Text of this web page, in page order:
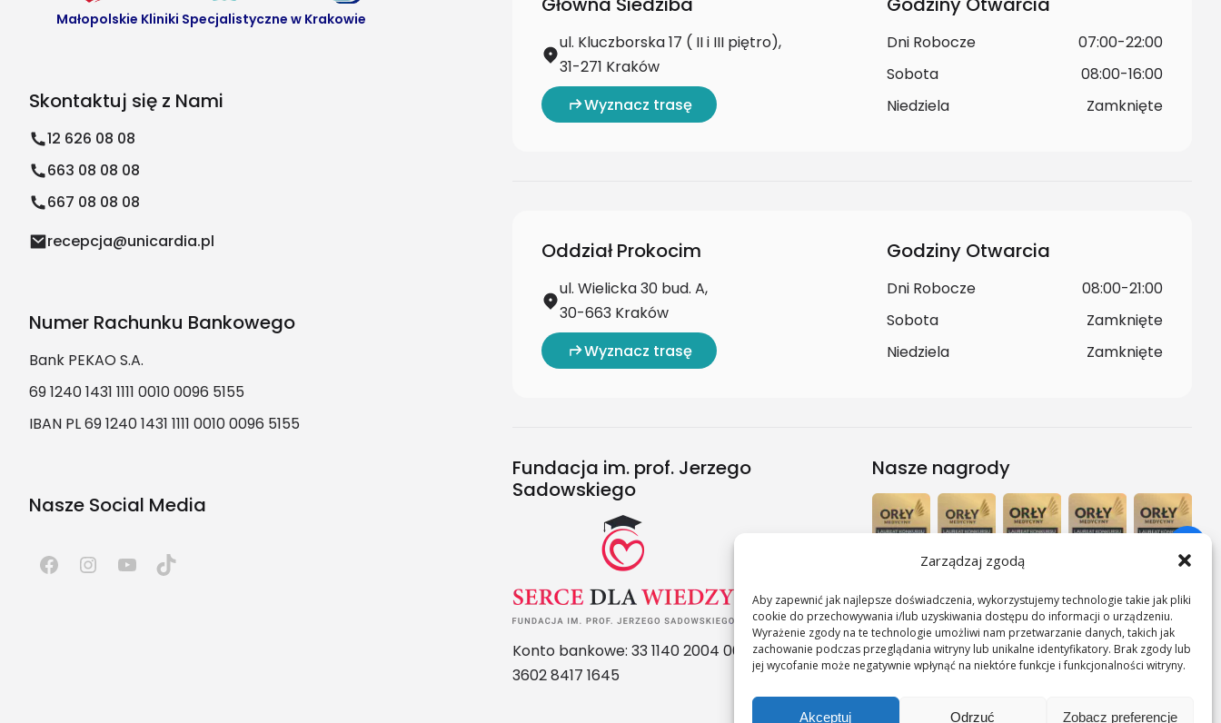
Zarządzaj zgodą
Aby zapewnić jak najlepsze doświadczenia, wykorzystujemy technologie takie jak pliki
cookie do przechowywania i/lub uzyskiwania dostępu do informacji o urządzeniu.
Wyrażenie zgody na te technologie umożliwi nam przetwarzanie danych, takich jak
zachowanie podczas przeglądania witryny lub unikalne identyfikatory. Brak zgody lub
jej wycofanie może negatywnie wpłynąć na niektóre funkcje i funkcjonalności witryny.
Akceptuj Odrzuć Zobacz preferencje
Małopolskie Kliniki Specjalistyczne w Krakowie
Skontaktuj się z Nami
12 626 08 08
663 08 08 08
667 08 08 08
recepcja@unicardia.pl
Numer Rachunku Bankowego
Bank PEKAO S.A.
69 1240 1431 1111 0010 0096 5155
IBAN PL 69 1240 1431 1111 0010 0096 5155
Nasze Social Media
ul. Kluczborska 17 ( II i III piętro),
31-271 Kraków
Wyznacz trasę
Dni Robocze
07:00-22:00
Sobota
08:00-16:00
Niedziela
Zamknięte
Oddział Prokocim
ul. Wielicka 30 bud. A,
30-663 Kraków
Wyznacz trasę
Godziny Otwarcia
Dni Robocze
08:00-21:00
Sobota
Zamknięte
Niedziela
Zamknięte
Fundacja im. prof. Jerzego
Sadowskiego
Konto bankowe: 33 1140 2004 0000
3602 8417 1645
Nasze nagrody